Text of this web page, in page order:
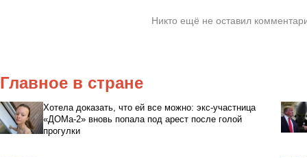
Никто ещё не оставил
Главное в стране
Хотела доказать, что ей все можно: экс-участница
«ДОМа-2» вновь попала под арест после голой
прогулки